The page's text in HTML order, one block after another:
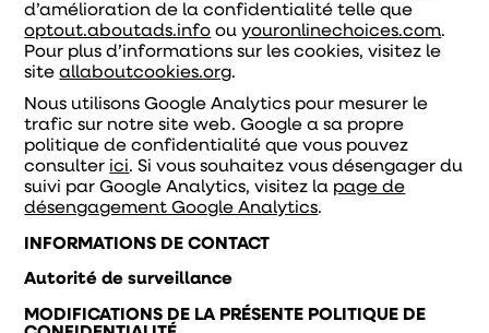
d’amélioration de la confidentialité telle que
optout.aboutads.info ouyouronlinechoices.com.
Pour plus d’informations sur les cookies, visitez le
siteallaboutcookies.org.
Nous utilisons Google Analytics pour mesurer le
trafic sur notre site web. Google a sa propre
politique de confidentialité que vous pouvez
consulter ici. Si vous souhaitez vous désengager du
suivi par Google Analytics, visitez la page de
désengagement Google Analytics.
INFORMATIONS DE CONTACT
Autorité de surveillance
MODIFICATIONS DE LA PRÉSENTE POLITIQUE DE